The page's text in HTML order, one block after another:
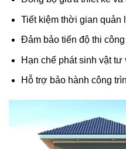
Tiết kiệm thời gian quản
Đảm bảo tiến độ thi
Hạn chế phát sinh vật tư
Hỗ trợ bảo hành công